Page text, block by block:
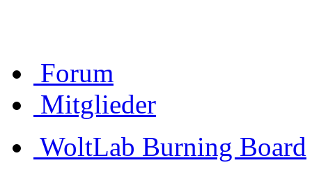
Forum
Mitglieder
WoltLab Burning Board